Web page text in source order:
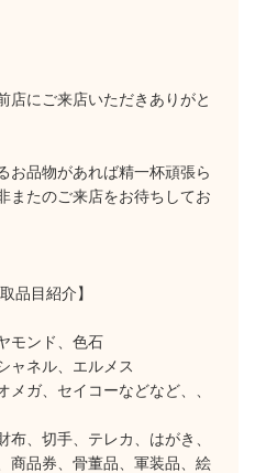
店にご来店いただきありがと
お品物があれば精一杯頑張ら
またのご来店をお待ちしてお
品目紹介】
モンド、色石
ャネル、エルメス
ガ、セイコーなどなど、、
布、切手、テレカ、はがき、
商品券、骨董品、軍装品、絵